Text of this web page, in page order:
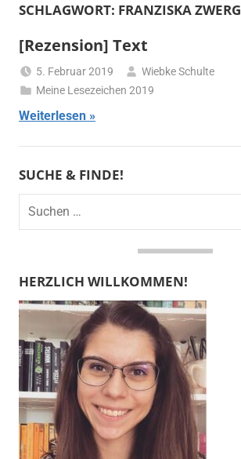
SCHLAGWORT: FRANZISKA ZWERG
[Rezension] Text
5. Februar 2019
Wiebke Schulte
Meine Lesezeichen 2019
Weiterlesen
SUCHE & FINDE!
Suchen
HERZLICH WILLKOMMEN!